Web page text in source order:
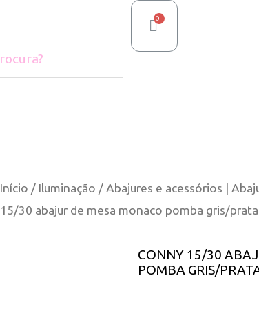
Início / Iluminação / Abajures e acessórios |
15/30 abajur de mesa monaco pomba gris/prata
CONNY 15/30
POMBA GRIS/